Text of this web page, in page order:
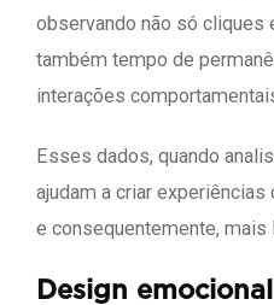
observando não só cliques
também tempo de
interações
Esses dados, quando
ajudam a criar
e consequentemente, mais
Design